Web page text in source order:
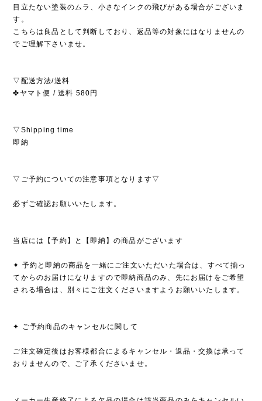
目立たない塗装のムラ、小さなインクの飛びがある場合がございま
す。
こちらは良品として判断しており、返品等の対象にはなりませんの
でご理解下さいませ。
▽配送方法/送料
✤ヤマト便 / 送料 580円
▽Shipping time
即納
▽ご予約についての注意事項となります▽
必ずご確認お願いいたします。
当店には【予約】と【即納】の商品がございます
✦ 予約と即納の商品を一緒にご注文いただいた場合は、すべて揃っ
てからのお届けになりますので即納商品のみ、先にお届けをご希望
される場合は、別々にご注文くださいますようお願いいたします。
✦ ご予約商品のキャンセルに関して
ご注文確定後はお客様都合によるキャンセル・返品・交換は承って
おりませんので、ご了承くださいませ。